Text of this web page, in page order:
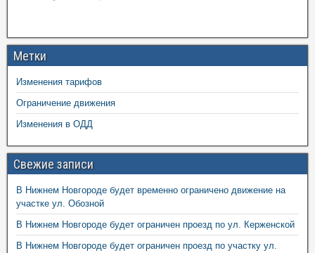
Метки
Изменения тарифов
Ограничение движения
Изменения в ОДД
Свежие записи
В Нижнем Новгороде будет временно ограничено движение на
участке ул. Обозной
В Нижнем Новгороде будет ограничен проезд по ул. Керженской
В Нижнем Новгороде будет ограничен проезд по участку ул.